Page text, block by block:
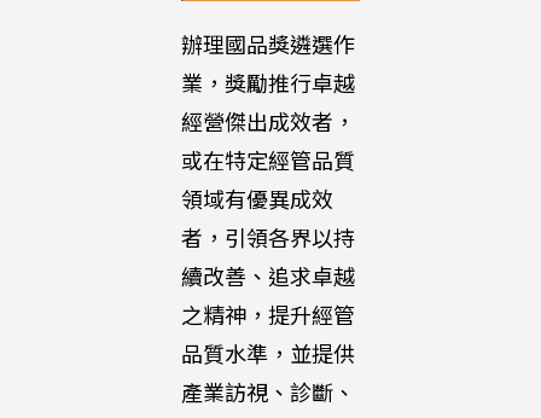
辦理國品獎遴選作
業，獎勵推行卓越
經營傑出成效者，
或在特定經管品質
領域有優異成效
者，引領各界以持
續改善、追求卓越
之精神，提升經管
品質水準，並提供
產業訪視、診斷、